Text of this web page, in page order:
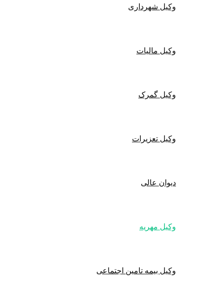
وکیل شهرداری
وکیل مالیات
وکیل گمرک
وکیل تعزیرات
دیوان عالی
وکیل مهریه
وکیل بیمه تامین اجتماعی